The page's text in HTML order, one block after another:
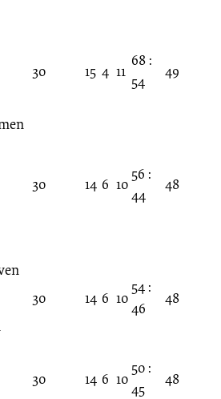
30
15 4 11
68 :
54
49
30 14 6 10
56 :
44
48
30
14 6 10
54 :
46
48
30
14 6 10
50 :
45
48